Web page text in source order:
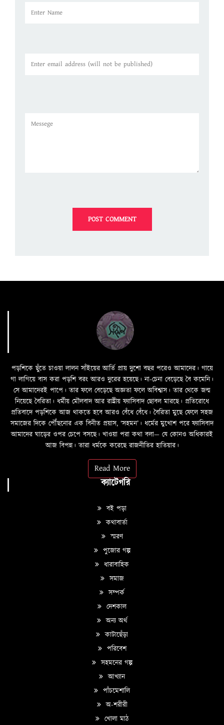
পড়শিকে ছুঁতে চাওয়া লালন সাঁইয়ের আর্তি প্রায় দুশো বছর পরেও আমাদের। গায়ে
গা লাগিয়ে বাস করা পড়শি বরং আরও দুরের হয়েছে। না-চেনা বেড়েছে বৈ কমেনি।
সে আমাদেরই পাপে। তার ফলে বেড়েছে অজ্ঞতা ফলে অবিশ্বাস। তার থেকে জন্ম
নিয়েছে বৈরিতা। ধর্মীয় মৌলবাদ আর রাষ্ট্রীয় ফ্যাসিবাদ ছোবল মারছে। প্রতিরোধে
প্রতিবাদে পড়শিকে আজ থাকতে হবে আরও বেঁধে বেঁধে। বৈরিতা মুছে ফেলে সহজ
সমাজের দিকে পৌঁছনোর এক বিনীত প্রয়াস, ‘সহমন’। ধর্মের মুখোশ পরে ফ্যাসিবাদ
আমাদের ঘাড়ের ওপর চেপে বসছে। খাওয়া পরা কথা বলা—­­ যে কোনও অধিকারই
আজ বিপন্ন। তারা ধর্মকে করেছে রাজনীতির হাতিয়ার।
Read More
ক্যাটেগরি
বই পড়া
কথাবার্তা
স্মরণ
পুজোর গল্প
ধারাবাহিক
সমাজ
সম্পর্ক
দেশকাল
অন্য অর্থ
কাটাছেঁড়া
পরিবেশ
সহমনের গল্প
আখ্যান
পাঁচমেশালি
অ-শরীরী
খোলা মাঠ